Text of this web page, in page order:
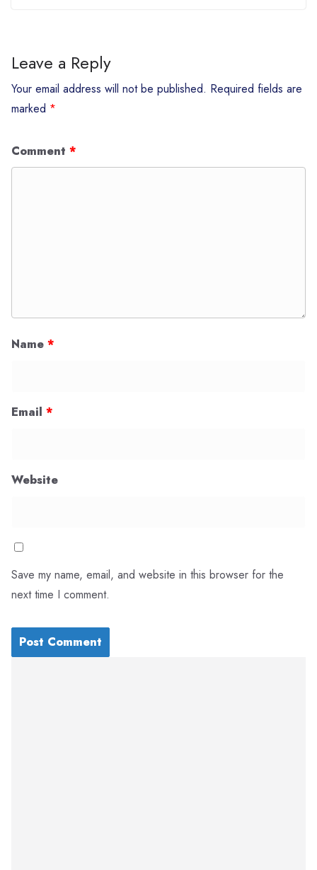
Leave a Reply
Your email address will not be published. Required fields are
marked *
Comment *
Name *
Email *
Website
Save my name, email, and website in this browser for the
next time I comment.